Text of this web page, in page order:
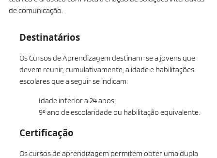
de comunicação.
Destinatários
Os Cursos de Aprendizagem destinam-se a jovens que
devem reunir, cumulativamente, a idade e habilitações
escolares que a seguir se indicam:
Idade inferior a 24 anos;
9º ano de escolaridade ou habilitação equivalente.
Certificação
Os cursos de aprendizagem permitem obter uma dupla